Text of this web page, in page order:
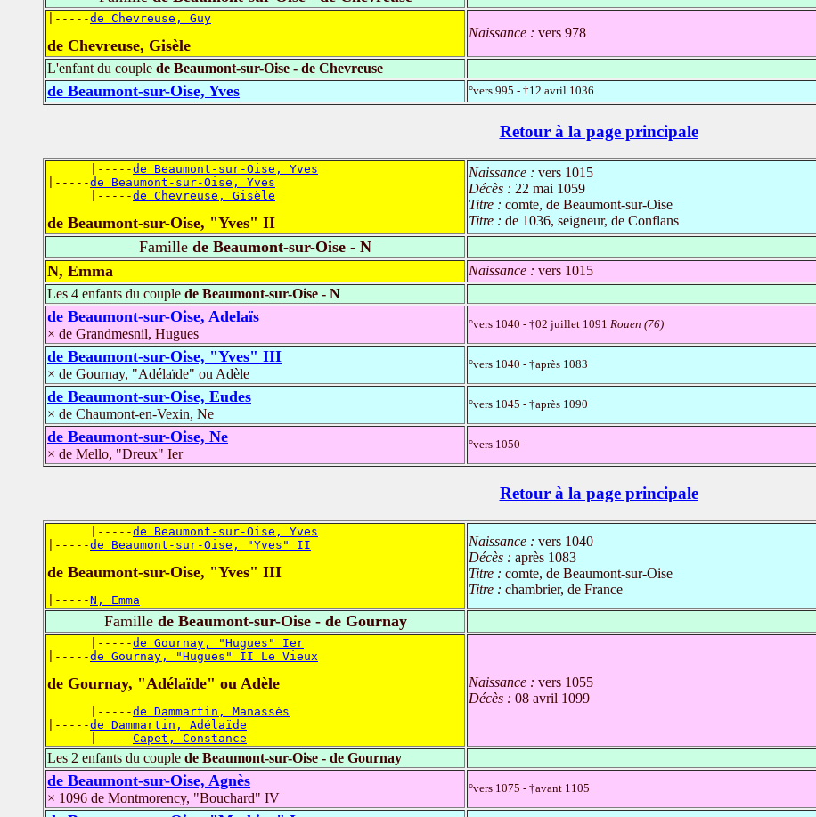
|-----de Chevreuse, Guy
de Chevreuse, Gisèle
Naissance : vers 978
L'enfant du couple de Beaumont-sur-Oise - de Chevreuse
de Beaumont-sur-Oise, Yves °vers 995 - †12 avril 1036
Retour à la page principale
      |-----
de Beaumont-sur-Oise, Yves
|-----de Beaumont-sur-Oise, Yves
      |-----
de Chevreuse, Gisèle
de Beaumont-sur-Oise, "Yves" II
Naissance : vers 1015
Décès : 22 mai 1059
Titre : comte, de Beaumont-sur-Oise
Titre : de 1036, seigneur, de Conflans
Famille de Beaumont-sur-Oise - N
N, Emma
Naissance : vers 1015
Les 4 enfants du couple de Beaumont-sur-Oise - N
de Beaumont-sur-Oise, Adelaïs
× de Grandmesnil, Hugues
°vers 1040 - †02 juillet 1091 Rouen (76)
de Beaumont-sur-Oise, "Yves" III
× de Gournay, "Adélaïde" ou Adèle
°vers 1040 - †après 1083
de Beaumont-sur-Oise, Eudes
× de Chaumont-en-Vexin, Ne
°vers 1045 - †après 1090
de Beaumont-sur-Oise, Ne
× de Mello, "Dreux" Ier
°vers 1050 -
Retour à la page principale
      |-----
de Beaumont-sur-Oise, Yves
|-----de Beaumont-sur-Oise, "Yves" II
de Beaumont-sur-Oise, "Yves" III
|-----N, Emma
Naissance : vers 1040
Décès : après 1083
Titre : comte, de Beaumont-sur-Oise
Titre : chambrier, de France
Famillede Beaumont-sur-Oise - de Gournay
      |-----
de Gournay, "Hugues" Ier
|-----de Gournay, "Hugues" II Le Vieux
de Gournay, "Adélaïde" ou Adèle
      |-----
de Dammartin, Manassès
|-----de Dammartin, Adélaïde
      |-----
Capet, Constance
Naissance : vers 1055
Décès : 08 avril 1099
Les 2 enfants du couple de Beaumont-sur-Oise - de Gournay
de Beaumont-sur-Oise, Agnès
× 1096 de Montmorency, "Bouchard" IV
°vers 1075 - †avant 1105